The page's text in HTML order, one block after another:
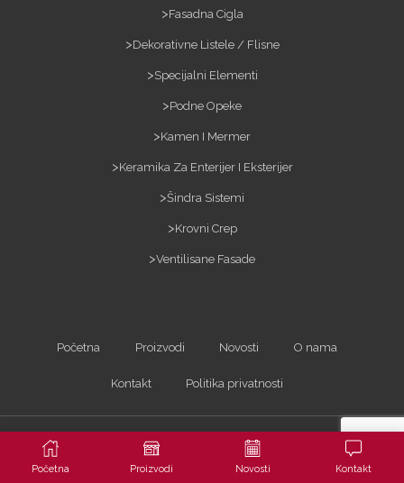
Fasadna Cigla
Dekorativne Listele / Flisne
Specijalni Elementi
Podne Opeke
Kamen I Mermer
Keramika Za Enterijer I Eksterijer
Šindra Sistemi
Krovni Crep
Ventilisane Fasade
Početna Proizvodi Novosti O nama
Kontakt Politika privatnosti
Kopiranje sadržaja bez dozvole je zabranjeno i kažnjivo po zakonu. Sva prava
zadržana ©2023
ARTerracotta d.o.o. | Powered by Arhitekta
Početna Proizvodi Novosti Kontakt